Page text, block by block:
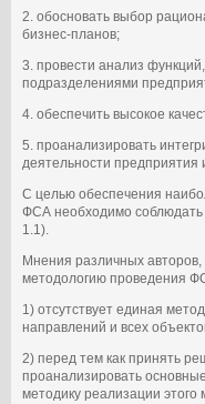
2. обосновать выбор
бизнес-планов;
3. провести анализ
подразделениями
4. обеспечить высокое
5. проанализировать
деятельности предприятия
С целью обеспечения
ФСА необходимо соблюдать
1.1).
Мнения различных
методологию проведения
1) отсутствует единая
направлений и всех
2) перед тем как принять
проанализировать
методику реализации этого